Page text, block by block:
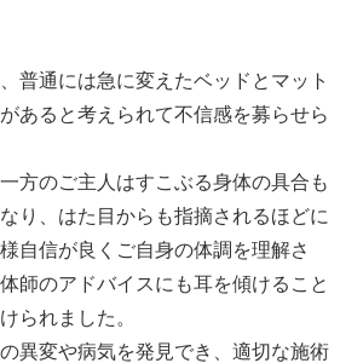
普通には急に変えたベッドとマット
あると考えられて不信感を募らせら
方のご主人はすこぶる身体の具合も
り、はた目からも指摘されるほどに
自信が良くご自身の体調を理解さ
師のアドバイスにも耳を傾けること
られました。
異変や病気を発見でき、適切な施術